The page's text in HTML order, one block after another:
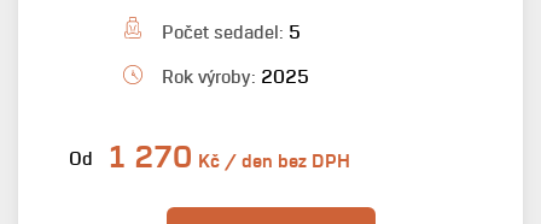
Počet sedadel: 5
Rok výroby: 2025
Od 1 270 Kč / den bez DPH